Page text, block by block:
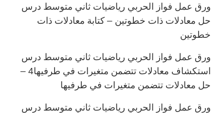
ورق عمل فواز الحربي رياضيات ثاني متوسط درس
حل معادلات ذات خطوتين – كتابة معادلات ذات
خطوتين
ورق عمل فواز الحربي رياضيات ثاني متوسط درس
استكشاف معادلات تتضمن متغيرات في طرفيها4 –
حل معادلات تتضمن متغيرات في طرفيها
ورق عمل فواز الحربي رياضيات ثاني متوسط درس